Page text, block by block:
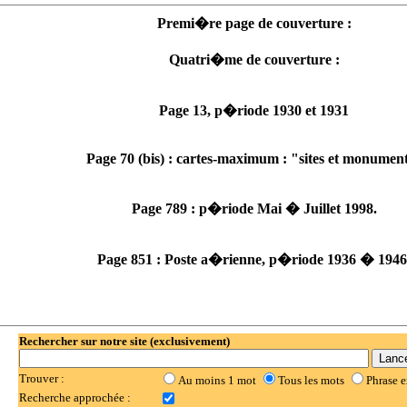
Premi�re page de couverture :
Quatri�me de couverture :
Page 13, p�riode 1930 et 1931
Page 70 (bis) : cartes-maximum : "sites et
Page 789 : p�riode Mai � Juillet 1998.
Page 851 : Poste a�rienne, p�riode 1936 �
Rechercher sur notre site (exclusivement)
Trouver : Au moins 1 mot Tous les mots
Phrase
Recherche approchée :